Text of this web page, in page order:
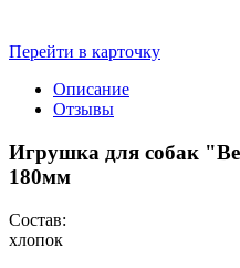
Перейти в карточку
Описание
Отзывы
Игрушка для собак
180мм
Состав:
хлопок